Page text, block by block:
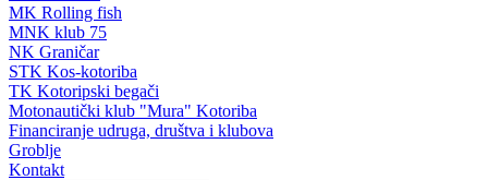
MK Rolling fish
MNK klub 75
NK Graničar
STK Kos-kotoriba
TK Kotoripski begači
Motonautički klub "Mura" Kotoriba
Financiranje udruga, društva i klubova
Groblje
Kontakt